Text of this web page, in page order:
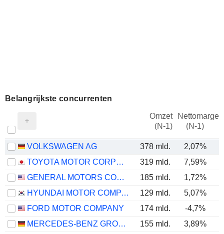
Belangrijkste concurrenten
Omzet
(N-1)
Nettomarge
(N-1)
VOLKSWAGEN AG 378 mld. 2,07%
TOYOTA MOTOR CORPORATION
319 mld. 7,59%
GENERAL MOTORS COMPANY
185 mld. 1,72%
HYUNDAI MOTOR COMPANY
129 mld. 5,07%
FORD MOTOR COMPANY
174 mld.
-4,7%
MERCEDES-BENZ GROUP AG
155 mld.
3,89%